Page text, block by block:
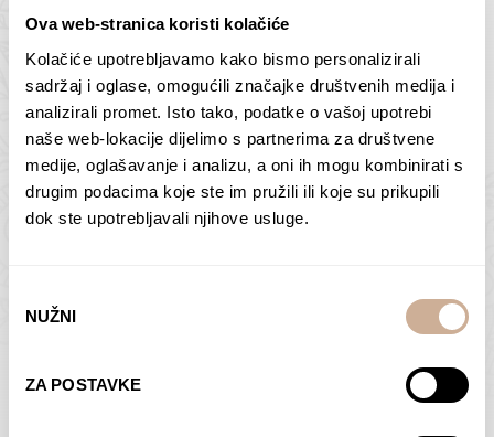
Ova web-stranica koristi kolačiće
Kolačiće upotrebljavamo kako bismo personalizirali
sadržaj i oglase, omogućili značajke društvenih medija i
analizirali promet. Isto tako, podatke o vašoj upotrebi
naše web-lokacije dijelimo s partnerima za društvene
medije, oglašavanje i analizu, a oni ih mogu kombinirati s
drugim podacima koje ste im pružili ili koje su prikupili
dok ste upotrebljavali njihove usluge.
pristanka
NUŽNI
ZA POSTAVKE
Butan – ljudi 2
75,00€ – 138,00€Raspon
cijena:
od
75,00 €
138,00 €
ODABERI OPCIJE
Antarktika – krajolik
2
75,00€ – 138,00€Raspon
cijena:
od
ODABERI OPCIJE
Dolac Moreškanti – sjena
€Raspon